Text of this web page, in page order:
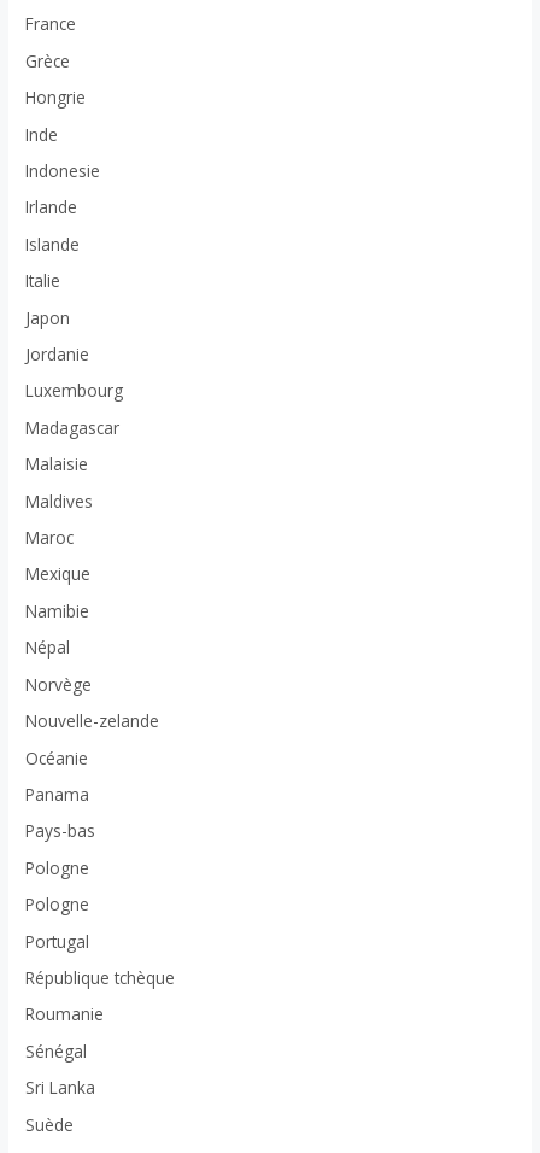
France
Grèce
Hongrie
Inde
Indonesie
Irlande
Islande
Italie
Japon
Jordanie
Luxembourg
Madagascar
Malaisie
Maldives
Maroc
Mexique
Namibie
Népal
Norvège
Nouvelle-zelande
Océanie
Panama
Pays-bas
Pologne
Pologne
Portugal
République tchèque
Roumanie
Sénégal
Sri Lanka
Suède